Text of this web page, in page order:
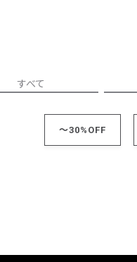
人気記
ウィーク
すべて
～30%OFF